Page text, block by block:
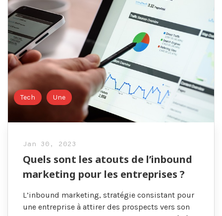
Tech Une
Jan 30, 2023
Quels sont les atouts de l’inbound
marketing pour les entreprises ?
L’inbound marketing, stratégie consistant pour
une entreprise à attirer des prospects vers son